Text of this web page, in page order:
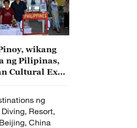
wikang
ng Pilipinas,
Cultural Expo
ng
Resort,
China